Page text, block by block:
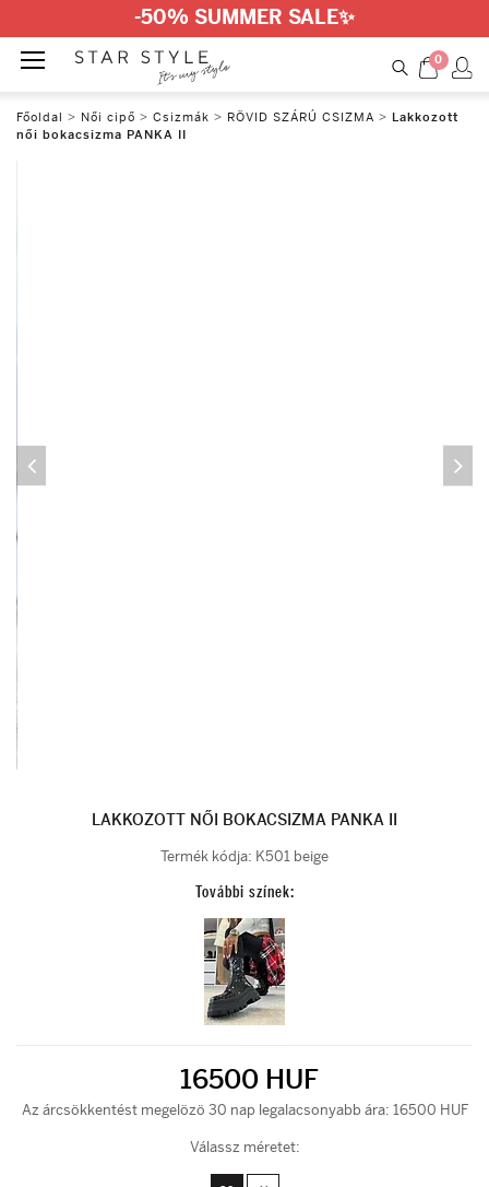
-50% SUMMER SALE✨
0
Főoldal > Női cipő > Csizmák > RÖVID SZÁRÚ CSIZMA > Lakkozott
női bokacsizma PANKA II
LAKKOZOTT NŐI BOKACSIZMA PANKA II
Termék kódja: K501 beige
További színek:
16500 HUF
Az árcsökkentést megelözö 30 nap legalacsonyabb ára: 16500 HUF
Válassz méretet: